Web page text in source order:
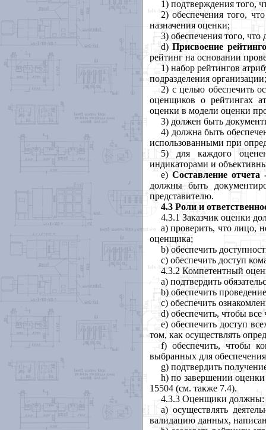
1) подтверждения того,
2) обеспечения того, что
назначения оценки;
3) обеспечения того, что
d)Присвоение
рейтинг на основании
1) набор рейтингов
подразделения организации;
2) с целью обеспечить
оценщиков о рейтингах
оценки в модели оценки
3) должен быть
4) должна быть
использованными при
5) для
каждого
индикаторами и
e) Составление отчета
должны
быть
представителю.
4.3 Роли и
4.3.1 Заказчик оценки
a) проверить, что лицо,
оценщика;
b) обеспечить
c) обеспечить доступ
4.3.2Компетентный
a) подтвердить
b) обеспечить проведение
c) обеспечить
d) обеспечить, чтобы все
e) обеспечить доступ
том, как осуществлять
f)обеспечить,чтобы
выбранных для обеспечения
g) подтвердить
h)по завершении оценки
15504 (см. также 7.4).
4.3.3 Оценщики должны:
a) осуществлять
валидацию данных,